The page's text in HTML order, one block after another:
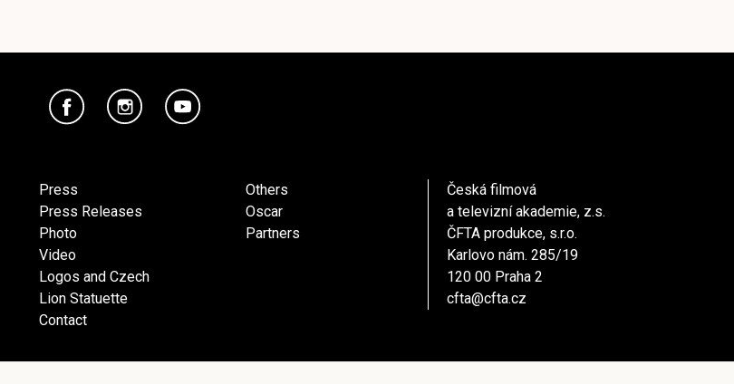
Press
Press Releases
Photo
Video
Logos and Czech
Lion Statuette
Contact
Others
Oscar
Partners
Česká filmová
a televizní akademie, z.s.
ČFTA produkce, s.r.o.
Karlovo nám. 285/19
120 00 Praha 2
cfta@cfta.cz